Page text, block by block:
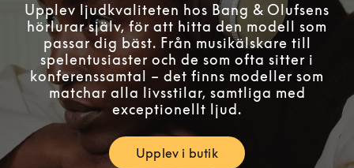
Upplev ljudkvaliteten hos Bang & Olufsens
hörlurar själv, för att hitta den modell som
passar dig bäst. Från musikälskare till
spelentusiaster och de som ofta sitter i
konferenssamtal – det finns modeller som
matchar alla livsstilar, samtliga med
exceptionellt ljud.
Upplev i butikLink Opens in New Tab